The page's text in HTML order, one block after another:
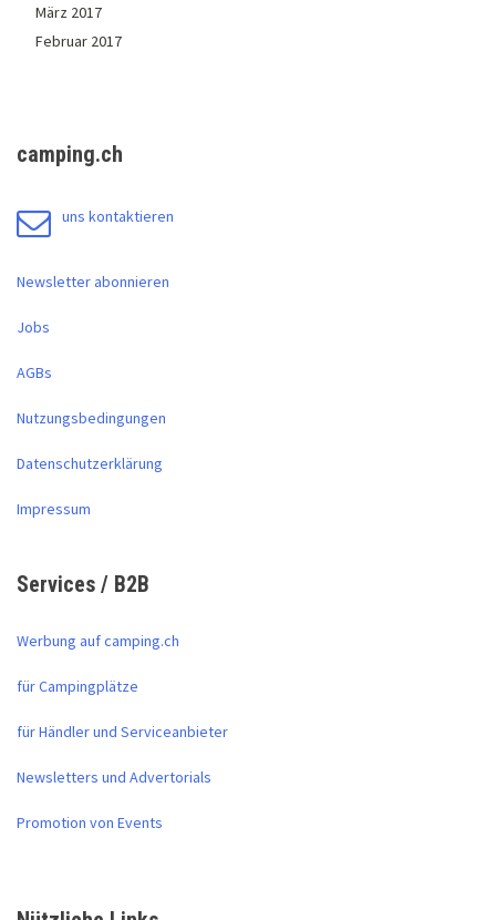
März 2017
Februar 2017
camping.ch
uns kontaktieren
Newsletter abonnieren
Jobs
AGBs
Nutzungsbedingungen
Datenschutzerklärung
Impressum
Services / B2B
Werbung auf camping.ch
für Campingplätze
für Händler und Serviceanbieter
Newsletters und Advertorials
Promotion von Events